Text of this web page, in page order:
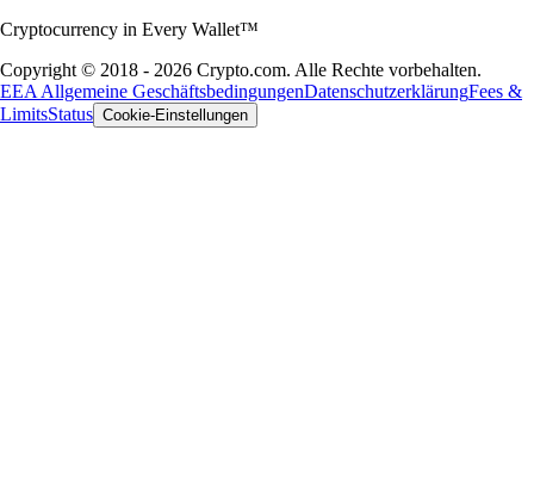
Cryptocurrency in Every Wallet™
Copyright © 2018 - 2026 Crypto.com. Alle Rechte vorbehalten.
EEA Allgemeine GeschäftsbedingungenDatenschutzerklärungFees &
LimitsStatus Cookie-Einstellungen